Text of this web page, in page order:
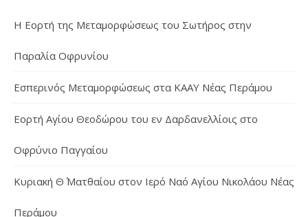
Η Εορτή της Μεταμορφώσεως του Σωτήρος στην
Παραλία Οφρυνίου
Εσπερινός Μεταμορφώσεως στα ΚΑΑΥ Νέας Περάμου
Εορτή Αγίου Θεοδώρου του εν Δαρδανελλίοις στο
Οφρύνιο Παγγαίου
Κυριακή Θ΄ Ματθαίου στον Ιερό Ναό Αγίου Νικολάου Νέας
Περάμου